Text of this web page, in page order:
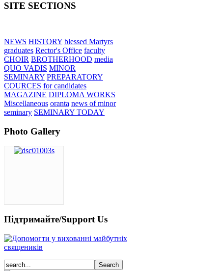
SITE SECTIONS
NEWS HISTORY blessed Martyrs
graduates Rector's Office faculty
CHOIR BROTHERHOOD media
QUO VADIS MINOR
SEMINARY PREPARATORY
COURCES for candidates
MAGAZINE DIPLOMA WORKS
Miscellaneous oranta news of minor
seminary SEMINARY TODAY
Photo Gallery
Підтримайте/Support Us